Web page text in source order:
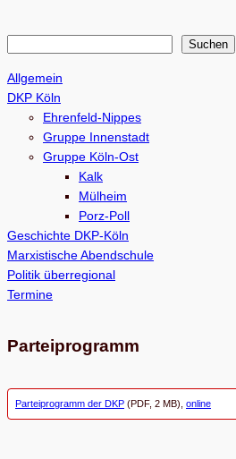
c
Suchen
Allgemein
DKP Köln
Ehrenfeld-Nippes
Gruppe Innenstadt
Gruppe Köln-Ost
Kalk
Mülheim
Porz-Poll
Geschichte DKP-Köln
Marxistische Abendschule
Politik überregional
Termine
Parteiprogramm
Parteiprogramm der DKP (PDF, 2 MB), online